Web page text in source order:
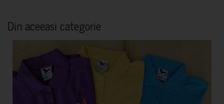
Din aceeasi categorie